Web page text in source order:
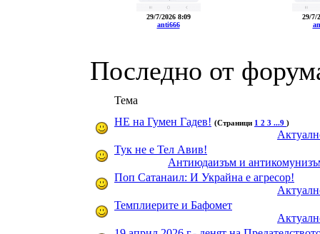
29/7/2026 8:09
anti666
29/7/
Последно от
Тема
НЕ на Гумен Гадев! (Страници 1 2 3 ...9 )
Тук не е Тел Авив!
Антиюдаизъм и
Поп Сатанаил: И Украйна е агресор!
Темплиерите и Бафомет